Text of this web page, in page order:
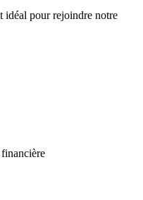
idéal pour rejoindre notre